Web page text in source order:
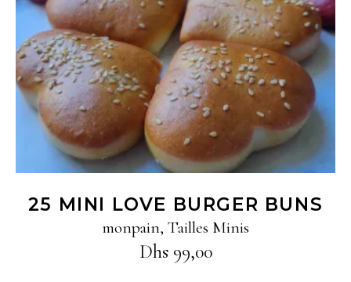
Ajouter au panier
25 MINI LOVE BURGER BUNS
monpain, Tailles Minis
Dhs99,00